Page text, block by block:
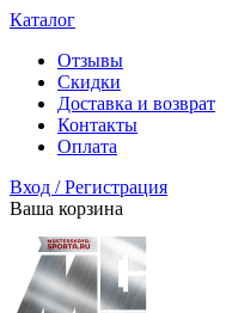
Каталог
Отзывы
Скидки
Доставка и возврат
Контакты
Оплата
Вход / Регистрация
Ваша корзина